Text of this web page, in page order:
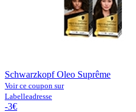
Schwarzkopf Oleo Suprême
Voir ce coupon sur
Labelleadresse
-3€